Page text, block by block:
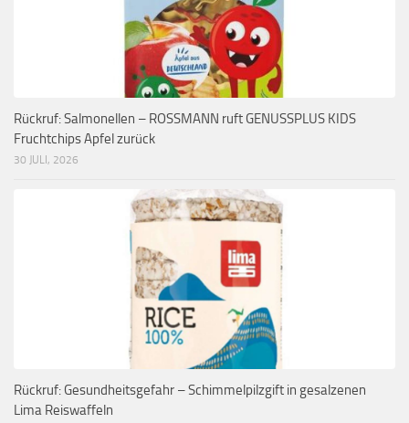
Rückruf: Salmonellen – ROSSMANN ruft GENUSSPLUS KIDS
Fruchtchips Apfel zurück
30 JULI, 2026
Rückruf: Gesundheitsgefahr – Schimmelpilzgift in gesalzenen
Lima Reiswaffeln